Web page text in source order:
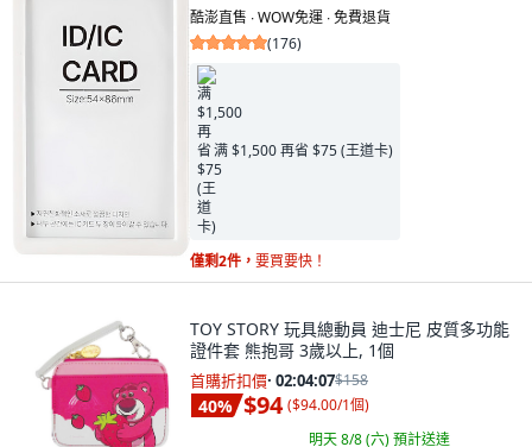
酷澎直售 ∙ WOW免運 ∙ 免費退貨
(176)
满 $1,500 再省 $75 (王道卡)
僅剩2件， 要買要快！
TOY STORY 玩具總動員 迪士尼 皮質多功能
證件套 熊抱哥 3歲以上, 1個
首購折扣價· 02:04:05$158
40% $94 ($94.00/1個)
明天 8/8 (六)預計送達